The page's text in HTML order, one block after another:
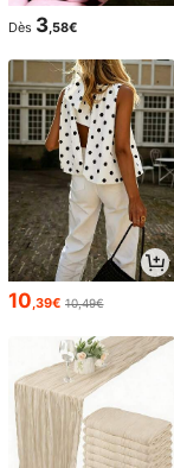
Dès 3,58€
10,39€ 10,49€